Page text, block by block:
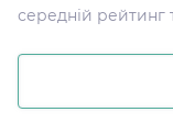
середній рейтинг